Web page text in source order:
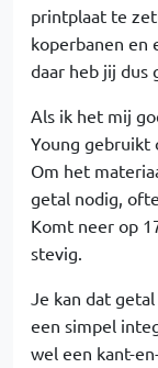
printplaat te
koperbanen en
daar heb jij dus
Als ik het mij
Young gebruikt
Om het
getal nodig,
Komt neer op
stevig.
Je kan dat
een simpel
wel een kant-